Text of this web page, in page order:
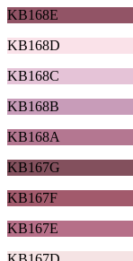
KB168E
KB168D
KB168C
KB168B
KB168A
KB167G
KB167F
KB167E